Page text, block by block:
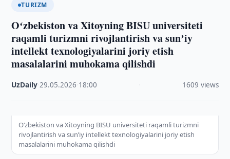
TURIZM
Oʻzbekiston va Xitoyning BISU universiteti
raqamli turizmni rivojlantirish va sunʼiy
intellekt texnologiyalarini joriy etish
masalalarini muhokama qilishdi
UzDaily ·29.05.2026 18:00 1609 views
Oʻzbekiston va Xitoyning BISU universiteti raqamli turizmni
rivojlantirish va sunʼiy intellekt texnologiyalarini joriy etish
masalalarini muhokama qilishdi